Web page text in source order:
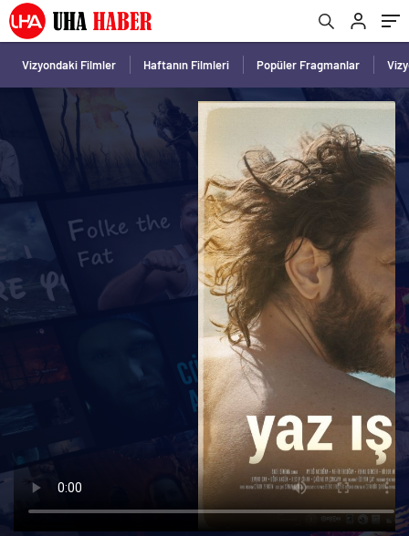
Vizyondaki Filmler Haftanın Filmleri Popüler Fragmanlar